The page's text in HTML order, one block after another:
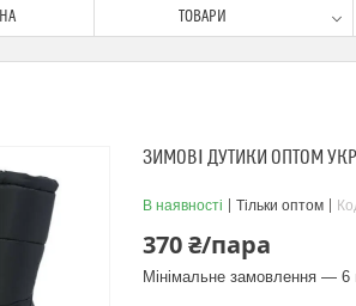
ТОВАРИ
ЗИМОВІ ДУТИКИ ОПТОМ
В наявності Тільки оптом
370 ₴/пара
Мінімальне замовлення — 6